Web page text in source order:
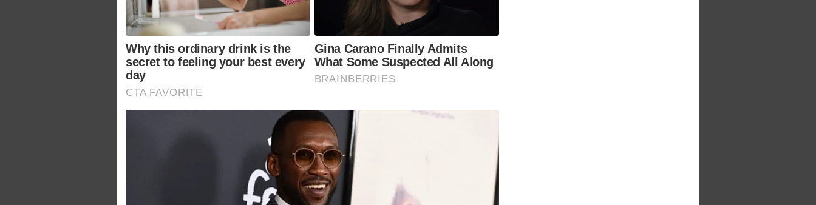
Why this ordinary drink is the
secret to feeling your best every
day
CTA FAVORITE
Gina Carano Finally Admits
What Some Suspected All Along
BRAINBERRIES